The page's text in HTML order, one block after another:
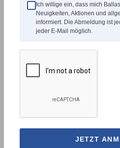
Varianten
Schleifscheiben in
Ich willige ein, dass mich
Neuigkeiten, Aktionen und
informiert. Die Abmeldung ist
jeder E-Mail möglich.
JETZT